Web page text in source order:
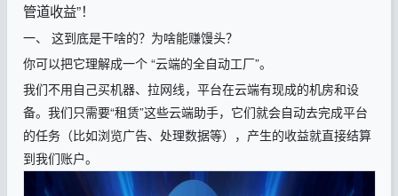
管道收益”！
一、 这到底是干啥的？为啥能赚馒头？
你可以把它理解成一个 “云端的全自动工厂”。
我们不用自己买机器、拉网线，平台在云端有现成的机房和设
备。我们只需要“租赁”这些云端助手，它们就会自动去完成平台
的任务（比如浏览广告、处理数据等），产生的收益就直接结算
到我们账户。